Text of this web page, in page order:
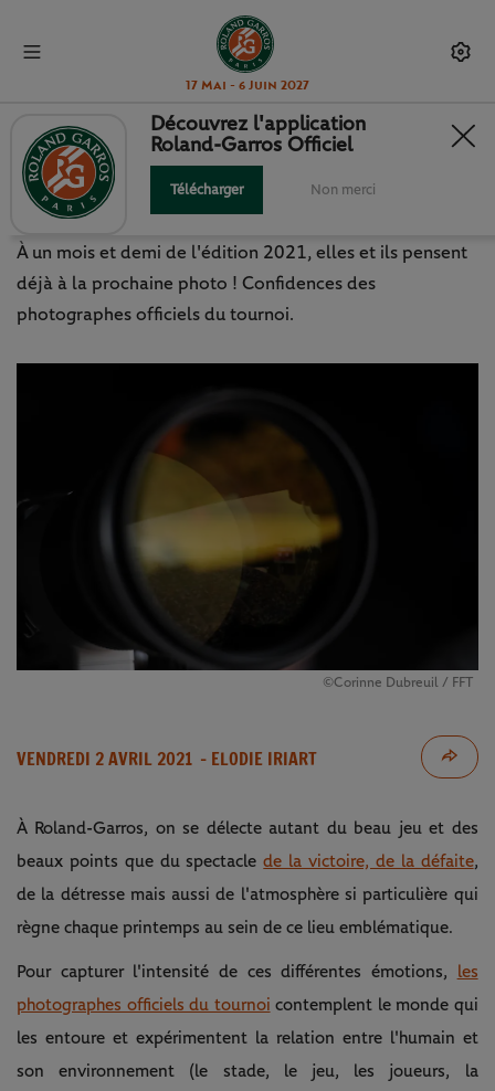
17 Mai - 6 Juin 2027
ROLAND-GARROS: DERRIÈRE
L'OBJECTIF
À un mois et demi de l'édition 2021, elles et ils pensent
déjà à la prochaine photo ! Confidences des
photographes officiels du tournoi.
©Corinne Dubreuil / FFT
VENDREDI 2 AVRIL 2021 - ELODIE IRIART
À Roland-Garros, on se délecte autant du beau jeu et des
beaux points que du spectaclede la victoire, de la défaite,
de la détresse mais aussi de l'atmosphère si particulière qui
règne chaque printemps au sein de ce lieu emblématique.
Pour capturer l'intensité de ces différentes émotions,
les
photographes officiels du tournoi contemplent le monde qui
les entoure et expérimentent la relation entre l'humain et
son environnement (le stade, le jeu, les joueurs, la
Découvrez l'application
Roland-Garros Officiel
Télécharger Non merci